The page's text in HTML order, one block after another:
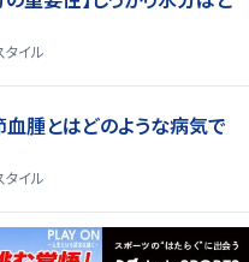
タイル
血腫とはどのような病気で
タイル